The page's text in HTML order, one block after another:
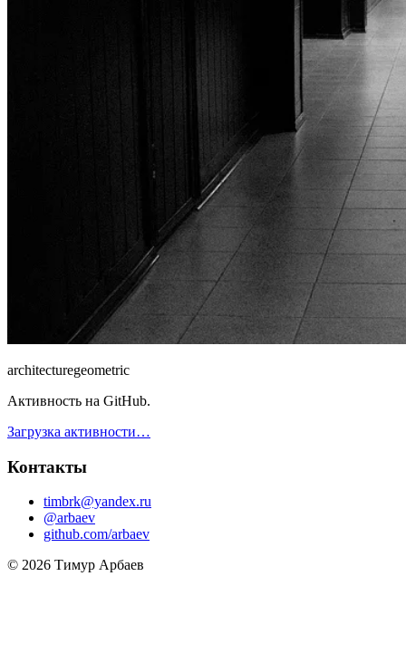
architecturegeometric
Активность на GitHub.
Загрузка активности…
Контакты
timbrk@yandex.ru
@arbaev
github.com/arbaev
© 2026 Тимур Арбаев